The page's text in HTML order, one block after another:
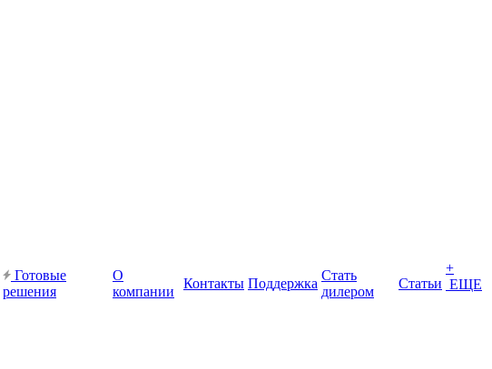
Готовые
решения
О
компании
Контакты Поддержка
Стать
дилером
Статьи
+
ЕЩЕ